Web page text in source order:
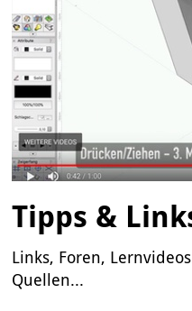
Tipps &
Links, Foren,
Quellen...